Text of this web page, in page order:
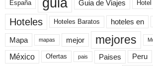
España Guia de Viajes Hotel
Hoteles Hoteles Baratos hoteles en
Mapa mapas mejor mejores
México Ofertas pais Paises Peru